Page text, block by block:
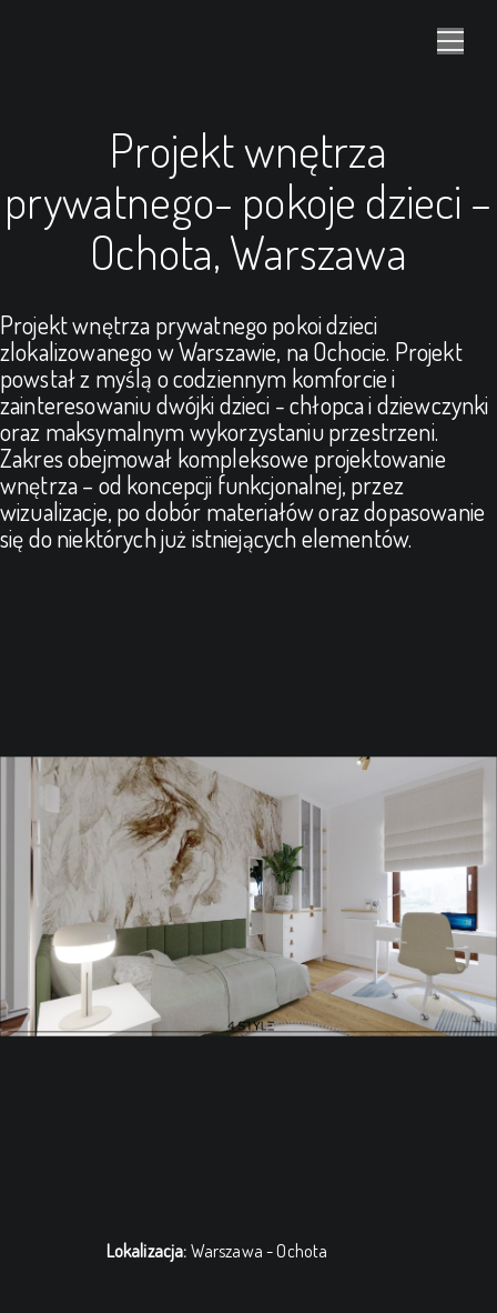
Projekt wnętrza
prywatnego- pokoje dzieci –
Ochota, Warszawa
Projekt wnętrza prywatnego pokoi dzieci
zlokalizowanego w Warszawie, na Ochocie. Projekt
powstał z myślą o codziennym komforcie i
zainteresowaniu dwójki dzieci - chłopca i dziewczynki
oraz maksymalnym wykorzystaniu przestrzeni.
Zakres obejmował kompleksowe projektowanie
wnętrza – od koncepcji funkcjonalnej, przez
wizualizacje, po dobór materiałów oraz dopasowanie
się do niektórych już istniejących elementów.
Lokalizacja: Warszawa - Ochota